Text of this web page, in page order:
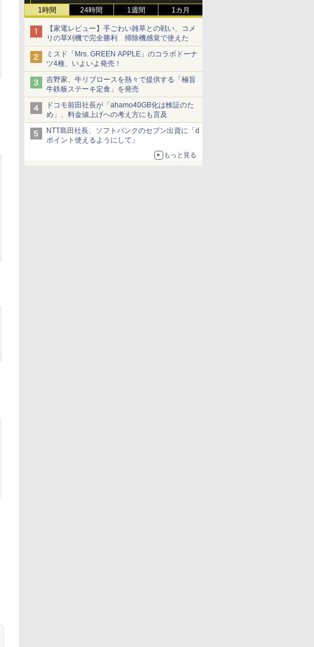
1時間 24時間 1週間 1カ月
【家電レビュー】手ごわい雑草との戦い、コメ
リの草刈機で完全勝利 掃除機感覚で使えた
ミスド「Mrs. GREEN APPLE」のコラボドーナ
ツ4種、いよいよ発売！
吉野家、牛リブロースを熱々で提供する「極旨
牛鉄板ステーキ定食」を発売
ドコモ前田社長が「ahamo40GB化は検証のた
め」、料金値上げへの考え方にも言及
NTT島田社長、ソフトバンクのセブン出資に「d
ポイント使えるようにして」
もっと見る